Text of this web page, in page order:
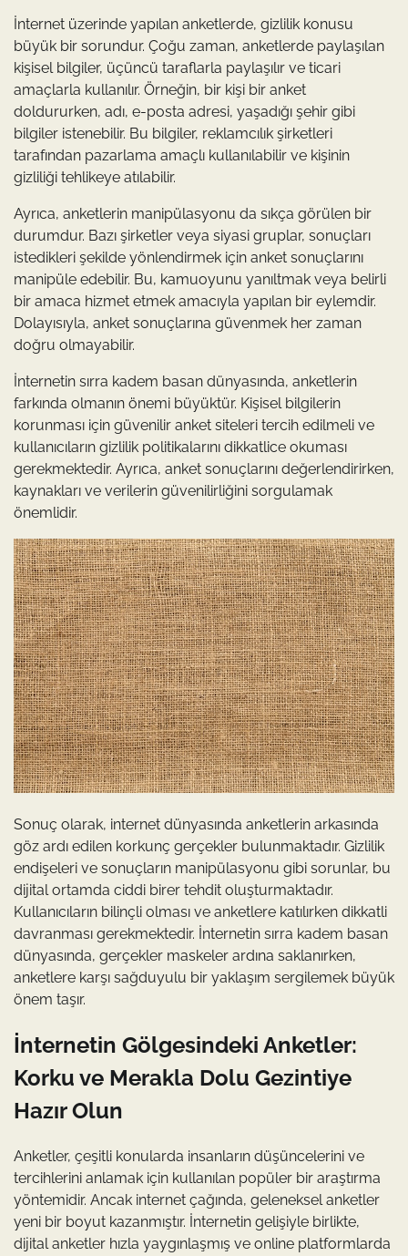
İnternet üzerinde yapılan anketlerde, gizlilik konusu
büyük bir sorundur. Çoğu zaman, anketlerde paylaşılan
kişisel bilgiler, üçüncü taraflarla paylaşılır ve ticari
amaçlarla kullanılır. Örneğin, bir kişi bir anket
doldururken, adı, e-posta adresi, yaşadığı şehir gibi
bilgiler istenebilir. Bu bilgiler, reklamcılık şirketleri
tarafından pazarlama amaçlı kullanılabilir ve kişinin
gizliliği tehlikeye atılabilir.
Ayrıca, anketlerin manipülasyonu da sıkça görülen bir
durumdur. Bazı şirketler veya siyasi gruplar, sonuçları
istedikleri şekilde yönlendirmek için anket sonuçlarını
manipüle edebilir. Bu, kamuoyunu yanıltmak veya belirli
bir amaca hizmet etmek amacıyla yapılan bir eylemdir.
Dolayısıyla, anket sonuçlarına güvenmek her zaman
doğru olmayabilir.
İnternetin sırra kadem basan dünyasında, anketlerin
farkında olmanın önemi büyüktür. Kişisel bilgilerin
korunması için güvenilir anket siteleri tercih edilmeli ve
kullanıcıların gizlilik politikalarını dikkatlice okuması
gerekmektedir. Ayrıca, anket sonuçlarını değerlendirirken,
kaynakları ve verilerin güvenilirliğini sorgulamak
önemlidir.
Sonuç olarak, internet dünyasında anketlerin arkasında
göz ardı edilen korkunç gerçekler bulunmaktadır. Gizlilik
endişeleri ve sonuçların manipülasyonu gibi sorunlar, bu
dijital ortamda ciddi birer tehdit oluşturmaktadır.
Kullanıcıların bilinçli olması ve anketlere katılırken dikkatli
davranması gerekmektedir. İnternetin sırra kadem basan
dünyasında, gerçekler maskeler ardına saklanırken,
anketlere karşı sağduyulu bir yaklaşım sergilemek büyük
önem taşır.
İnternetin Gölgesindeki Anketler:
Korku ve Merakla Dolu Gezintiye
Hazır Olun
Anketler, çeşitli konularda insanların düşüncelerini ve
tercihlerini anlamak için kullanılan popüler bir araştırma
yöntemidir. Ancak internet çağında, geleneksel anketler
yeni bir boyut kazanmıştır. İnternetin gelişiyle birlikte,
dijital anketler hızla yaygınlaşmış ve online platformlarda